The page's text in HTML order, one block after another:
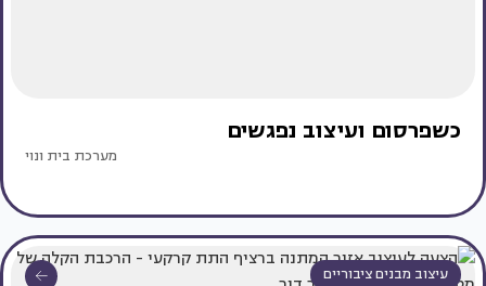
כשפרסום ועיצוב נפגשים
מערכת בית ונוי
עיצוב מבנים ציבוריים